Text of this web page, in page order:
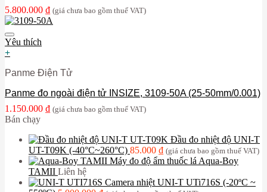
5.800.000 ₫ (giá chưa bao gồm thuế VAT)
Yêu thích
+
Panme Điện Tử
Panme đo ngoài điện tử INSIZE, 3109-50A (25-50mm/0.001)
1.150.000 ₫ (giá chưa bao gồm thuế VAT)
Bán chạy
Đầu đo nhiệt độ UNI-T
UT-T09K (-40°C~260°C) 85.000 ₫ (giá chưa bao gồm thuế VAT)
Máy đo độ ẩm thuốc lá Aqua-Boy
TAMII Liên hệ
Camera nhiệt UNI-T UTi716S (-20ºC ~